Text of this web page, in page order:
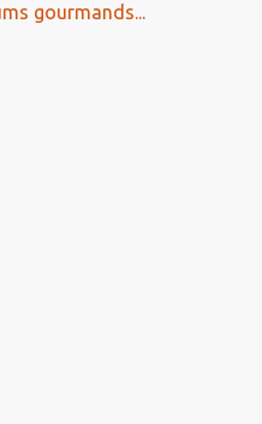
gourmands...